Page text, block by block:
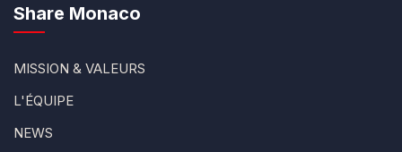
Share Monaco
MISSION & VALEURS
L'ÉQUIPE
NEWS